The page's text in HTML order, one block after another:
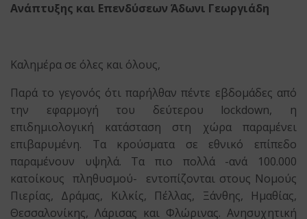
Ανάπτυξης και Επενδύσεων Άδωνι Γεωργιάδη
Καλημέρα σε όλες και όλους,
Παρά το γεγονός ότι παρήλθαν πέντε εβδομάδες από
την εφαρμογή του δεύτερου lockdown, η
επιδημιολογική κατάσταση στη χώρα παραμένει
επιβαρυμένη. Τα κρούσματα σε εθνικό επίπεδο
παραμένουν υψηλά. Τα πιο πολλά -ανά 100.000
κατοίκους πληθυσμού- εντοπίζονται στους Νομούς
Πιερίας, Δράμας, Κιλκίς, Πέλλας, Ξάνθης, Ημαθίας,
Θεσσαλονίκης, Λάρισας και Φλώρινας. Ανησυχητική